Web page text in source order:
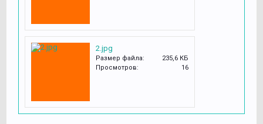
2.jpg
Размер файла:
235,6 КБ
Просмотров:
16